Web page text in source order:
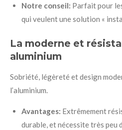
Notre conseil: Parfait pour
qui veulent une solution «
La moderne et
aluminium
Sobriété, légèreté et design
l’aluminium.
Avantages: Extrêmement
durable, et nécessite très peu